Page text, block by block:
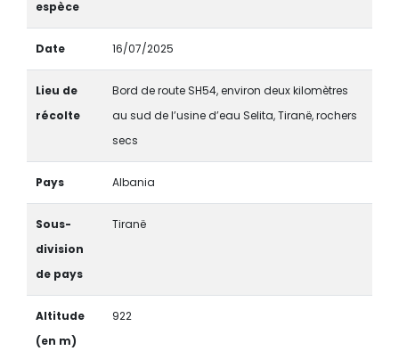
espèce
Date 16/07/2025
Lieu de
récolte
Bord de route SH54, environ deux kilomètres
au sud de l’usine d’eau Selita, Tiranë, rochers
secs
Pays Albania
Sous-
division
de pays
Tiranë
Altitude
(en m)
922